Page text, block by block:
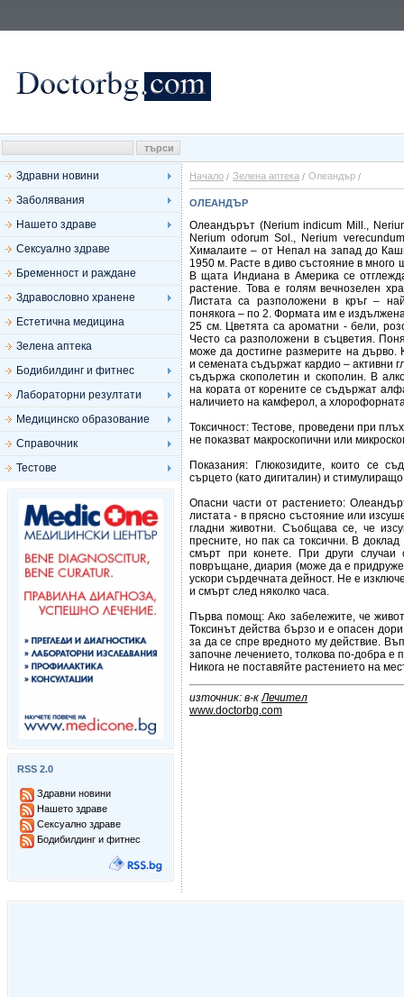
Здравни новини
Заболявания
Нашето здраве
Сексуално здраве
Бременност и раждане
Здравословно хранене
Естетична медицина
Зелена аптека
Бодибилдинг и фитнес
Лабораторни резултати
Медицинско образование
Справочник
Тестове
RSS 2.0
Здравни новини
Нашето здраве
Сексуално здраве
Бодибилдинг и фитнес
Начало Зелена аптека Олеандър
ОЛЕАНДЪР
Олеандърът (Nerium indicum Mill.,
Nerium odorum Sol., Nerium
Хималаите – от Непал на запад до
1950 м. Расте в диво състояние в много
В щата Индиана в Америка се
растение. Това е голям вечнозелен
Листата са разположени в кръг –
понякога – по 2. Формата им е
25 см. Цветята са ароматни - бели,
Често са разположени в съцветия.
може да достигне размерите на дърво.
и семената съдържат кардио – активни
съдържа скополетин и скополин. В
на кората от корените се съдържат
наличието на камферол, а
Токсичност: Тестове, проведени при
не показват макроскопични или
Показания: Глюкозидите, които се
сърцето (като дигиталин) и
Опасни части от растението:
листата - в прясно състояние или
гладни животни. Съобщава се, че
пресните, но пак са токсични. В
смърт при конете. При други
повръщане, диария (може да е
ускори сърдечната дейност. Не е
и смърт след няколко часа.
Първа помощ: Ако забележите, че
Токсинът действа бързо и е опасен
за да се спре вредното му действие.
започне лечението, толкова по-добра е
Никога не поставяйте растението на
източник: в-кЛечител
www.doctorbg.com